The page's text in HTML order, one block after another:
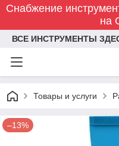
Снабжение
на
ВСЕ ИНСТРУМЕНТЫ
Товары и услуги
–13%